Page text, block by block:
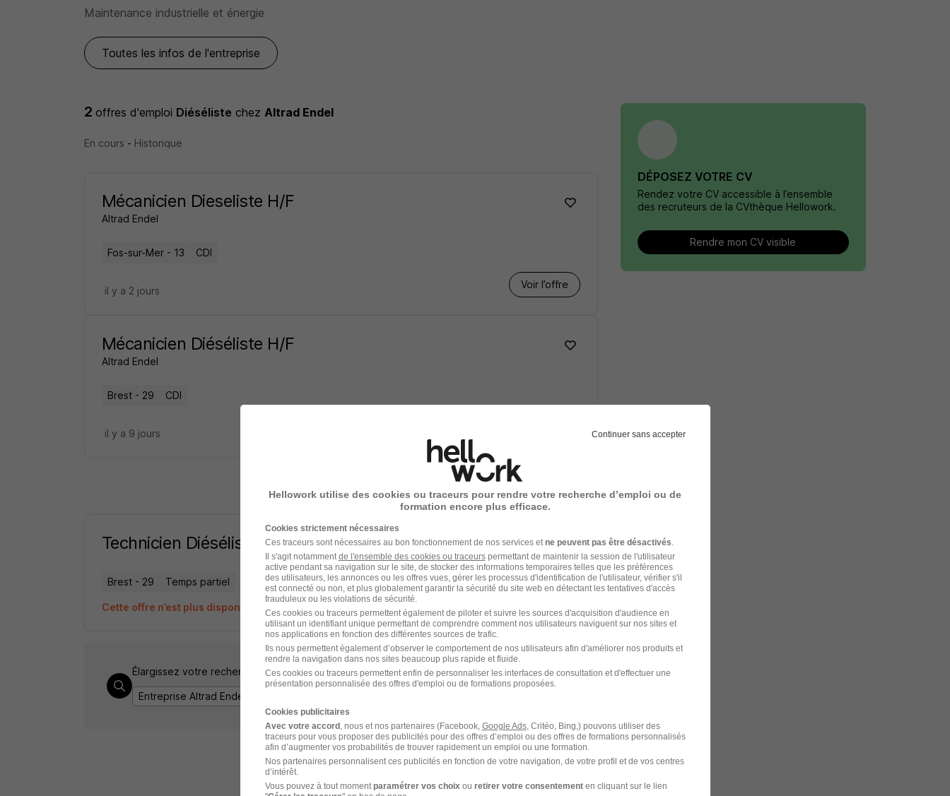
Maintenance industrielle et énergie
Toutes les infos de l'entreprise
2offres d'emploi Diéséliste chezAltrad Endel
En cours - Historique
Mécanicien Dieseliste H/F
Altrad Endel
Fos-sur-Mer - 13 CDI
Voir l’offre
il y a 2 jours
Mécanicien Diéséliste H/F
Altrad Endel
Brest - 29 CDI
il y a 9 jours
1
Technicien Diéséliste H/F
Brest - 29 Temps partiel
Cette offre n’est plus disponible depuis le 07/07/26
Élargissez votre recherche deDiésélistechezAltrad Endel
Entreprise Altrad Endel
DÉPOSEZ VOTRE CV
Rendez votre CV accessible à l’ensemble
des recruteurs de la CVthèque Hellowork.
Rendre mon CV visible
Continuer sans accepter
Hellowork utilise des cookies ou traceurs pour rendre votre recherche d’emploi ou de
formation encore plus efficace.
Cookies strictement nécessaires
Ces traceurs sont nécessaires au bon fonctionnement de nos services etne peuvent pas être désactivés.
Il s'agit notammentde l'ensemble des cookies ou traceurspermettant de maintenir la session de l'utilisateur
active pendant sa navigation sur le site, de stocker des informations temporaires telles que les préférences
des utilisateurs, les annonces ou les offres vues, gérer les processus d'identification de l'utilisateur, vérifier s'il
est connecté ou non, et plus globalement garantir la sécurité du site web en détectant les tentatives d'accès
frauduleux ou les violations de sécurité.
Ces cookies ou traceurs permettent également de piloter et suivre les sources d'acquisition d'audience en
utilisant un identifiant unique permettant de comprendre comment nos utilisateurs naviguent sur nos sites et
nos applications en fonction des différentes sources de trafic.
Ils nous permettent également d’observer le comportement de nos utilisateurs afin d'améliorer nos produits et
rendre la navigation dans nos sites beaucoup plus rapide et fluide.
Ces cookies ou traceurs permettent enfin de personnaliser les interfaces de consultation et d'effectuer une
présentation personnalisée des offres d'emploi ou de formations proposées.
Cookies publicitaires
Avec votre accord , nous et nos partenaires (Facebook, Google Ads, Critéo, Bing,) pouvons utiliser des
traceurs pour vous proposer des publicités pour des offres d’emploi ou des offres de formations personnalisés
afin d’augmenter vos probabilités de trouver rapidement un emploi ou une formation.
Nos partenaires personnalisent ces publicités en fonction de votre navigation, de votre profil et de vos centres
d’intérêt.
Vous pouvez à tout momentparamétrer vos choixou retirer votre consentementen cliquant sur le lien